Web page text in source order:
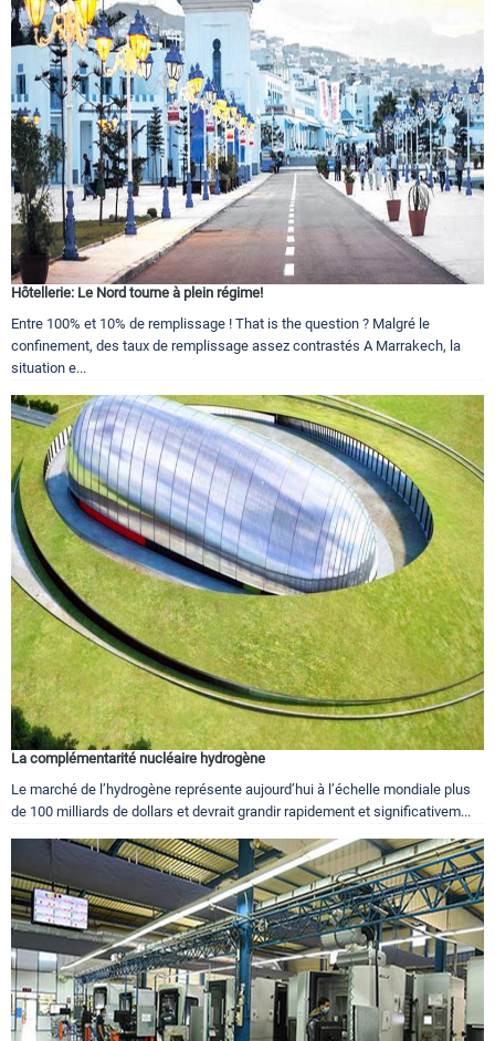
Hôtellerie: Le Nord tourne à plein régime!
Entre 100% et 10% de remplissage ! That is the question ? Malgré le
confinement, des taux de remplissage assez contrastés A Marrakech, la
situation e...
La complémentarité nucléaire hydrogène
Le marché de l’hydrogène représente aujourd’hui à l’échelle mondiale plus
de 100 milliards de dollars et devrait grandir rapidement et significativem...